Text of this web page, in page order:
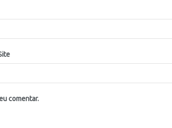
comentar.